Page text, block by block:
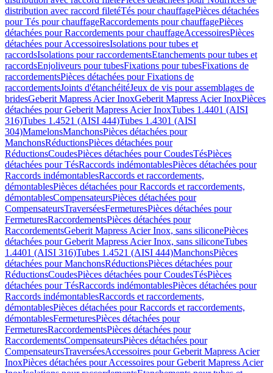
distribution avec raccord filetéTés pour chauffagePièces détachées
pour Tés pour chauffageRaccordements pour chauffagePièces
détachées pour Raccordements pour chauffageAccessoiresPièces
détachées pour AccessoiresIsolations pour tubes et
raccordsIsolations pour raccordementsEtanchements pour tubes et
raccordsEnjoliveurs pour tubesFixations pour tubesFixations de
raccordementsPièces détachées pour Fixations de
raccordementsJoints d'étanchéitéJeux de vis pour assemblages de
bridesGeberit Mapress Acier InoxGeberit Mapress Acier InoxPièces
détachées pour Geberit Mapress Acier InoxTubes 1.4401 (AISI
316)Tubes 1.4521 (AISI 444)Tubes 1.4301 (AISI
304)MamelonsManchonsPièces détachées pour
ManchonsRéductionsPièces détachées pour
RéductionsCoudesPièces détachées pour CoudesTésPièces
détachées pour TésRaccords indémontablesPièces détachées pour
Raccords indémontablesRaccords et raccordements,
démontablesPièces détachées pour Raccords et raccordements,
démontablesCompensateursPièces détachées pour
CompensateursTraverséesFermeturesPièces détachées pour
FermeturesRaccordementsPièces détachées pour
RaccordementsGeberit Mapress Acier Inox, sans siliconePièces
détachées pour Geberit Mapress Acier Inox, sans siliconeTubes
1.4401 (AISI 316)Tubes 1.4521 (AISI 444)ManchonsPièces
détachées pour ManchonsRéductionsPièces détachées pour
RéductionsCoudesPièces détachées pour CoudesTésPièces
détachées pour TésRaccords indémontablesPièces détachées pour
Raccords indémontablesRaccords et raccordements,
démontablesPièces détachées pour Raccords et raccordements,
démontablesFermeturesPièces détachées pour
FermeturesRaccordementsPièces détachées pour
RaccordementsCompensateursPièces détachées pour
CompensateursTraverséesAccessoires pour Geberit Mapress Acier
InoxPièces détachées pour Accessoires pour Geberit Mapress Acier